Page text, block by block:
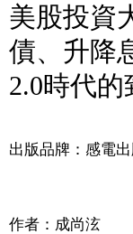
美股投資
債、升降
2.0時代
出版品牌：感電出
作者： 成尚泫